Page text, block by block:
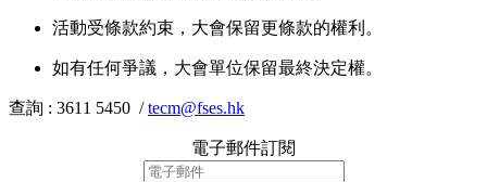
活動受條款約束，大會保留更條款的權利。
如有任何爭議，大會單位保留最終決定權。
查詢 : 3611 5450 /tecm@fses.hk
電子郵件訂閱